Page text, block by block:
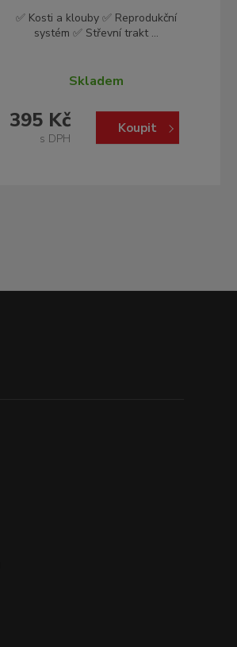
✅ Kosti a klouby ✅ Reprodukční
systém ✅ Střevní trakt ...
Skladem
395 Kč
s DPH
Koupit